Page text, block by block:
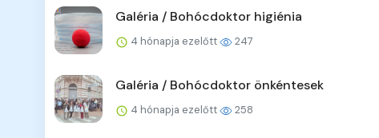
Galéria / Bohócdoktor higiénia
4 hónapja ezelőtt 247
Galéria / Bohócdoktor önkéntesek
4 hónapja ezelőtt 258